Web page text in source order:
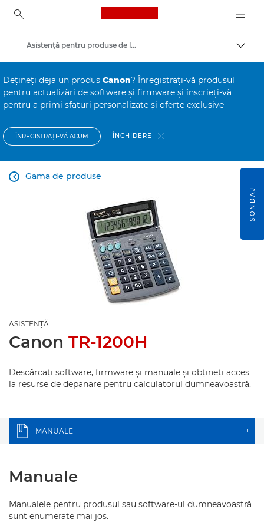
Canon Logo, back to
Asistenţă pentru produse de larg consum
Deţineţi deja un produs Canon? Înregistraţi-vă produsul
pentru actualizări de software şi firmware şi înscrieţi-vă
pentru a primi sfaturi personalizate şi oferte exclusive
ÎNREGISTRAŢI-VĂ ACUM ÎNCHIDERE
Gama de produse

ASISTENŢĂ
Canon TR-1200H
Descărcaţi software, firmware şi manuale şi obţineţi acces
la resurse de depanare pentru calculatorul dumneavoastră.
MANUALE +
Manuale
Manualele pentru produsul sau software-ul dumneavoastră
sunt enumerate mai jos.
SONDAJ